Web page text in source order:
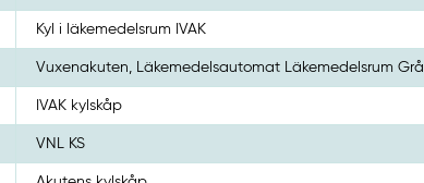
Kyl i läkemedelsrum IVAK
Vuxenakuten, Läkemedelsautomat Läkemedelsrum Grå
IVAK kylskåp
VNL KS